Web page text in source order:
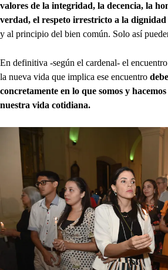
valores de la integridad, la decencia, la
verdad, el respeto irrestricto a la
y al principio del bien común. Solo así
En definitiva -según el cardenal- el
la nueva vida que implica ese encuentro
concretamente en lo que somos y
nuestra vida cotidiana.